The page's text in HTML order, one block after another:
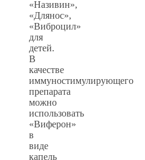
«Називин»,
«Длянос»,
«Виброцил»
для
детей.
В
качестве
иммуностимулирующего
препарата
можно
использовать
«Виферон»
в
виде
капель